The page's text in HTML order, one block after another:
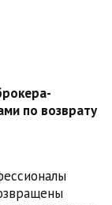
по возврату